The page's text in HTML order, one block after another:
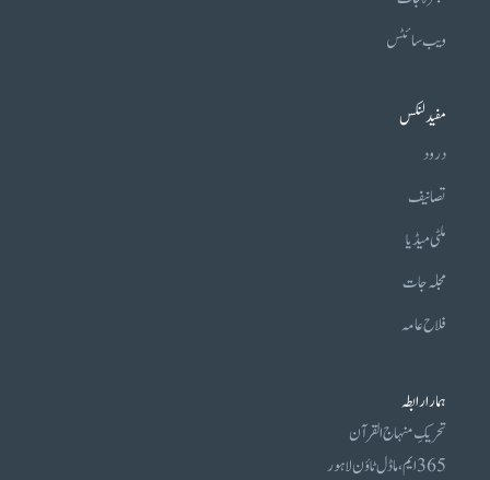
ویب سائٹس
مفید لنکس
درود
تصانیف
ملٹی میڈیا
مجلہ جات
فلاح عامہ
ہمارا رابطہ
تحریکِ منہاج القرآن
365 ایم، ماڈل ٹاؤن لاہور